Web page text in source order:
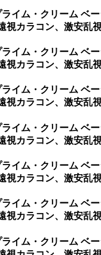
ライム・クリーム ベ
視カラコン、激安乱
ライム・クリーム ベ
視カラコン、激安乱
ライム・クリーム ベ
視カラコン、激安乱
ライム・クリーム ベ
視カラコン、激安乱
ライム・クリーム ベ
視カラコン、激安乱
ライム・クリーム ベ
視カラコン、激安乱
ライム・クリーム ベ